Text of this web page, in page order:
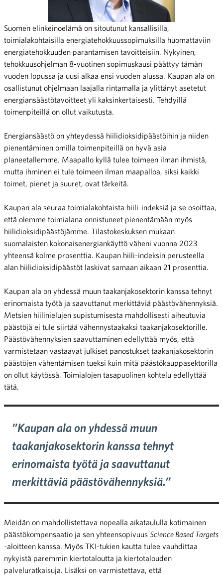
Suomen elinkeinoelämä on sitoutunut kansallisilla,
toimialakohtaisilla energiatehokkuussopimuksilla huomattaviin
energiatehokkuuden parantamisen tavoitteisiin. Nykyinen,
tehokkuusohjelman 8-vuotinen sopimuskausi päättyy tämän
vuoden lopussa ja uusi alkaa ensi vuoden alussa. Kaupan ala on
osallistunut ohjelmaan laajalla rintamalla ja ylittänyt asetetut
energiansäästötavoitteet yli kaksinkertaisesti. Tehdyillä
toimenpiteillä on ollut vaikutusta.
Energiansäästö on yhteydessä hiilidioksidipäästöihin ja niiden
pienentäminen omilla toimenpiteillä on hyvä asia
planeetallemme. Maapallo kyllä tulee toimeen ilman ihmistä,
mutta ihminen ei tule toimeen ilman maapalloa, siksi kaikki
toimet, pienet ja suuret, ovat tärkeitä.
Kaupan ala seuraa toimialakohtaista hiili-indeksiä ja se osoittaa,
että olemme toimialana onnistuneet pienentämään myös
hiilidioksidipäästöjämme. Tilastokeskuksen mukaan
suomalaisten kokonaisenergiankäyttö väheni vuonna 2023
yhteensä kolme prosenttia. Kaupan hiili-indeksin perusteella
alan hiilidioksidipäästöt laskivat samaan aikaan 21 prosenttia.
Kaupan ala on yhdessä muun taakanjakosektorin kanssa tehnyt
erinomaista työtä ja saavuttanut merkittäviä päästövähennyksiä.
Metsien hiilinielujen supistumisesta mahdollisesti aiheutuvia
päästöjä ei tule siirtää vähennystaakaksi taakanjakosektorille.
Päästövähennyksien saavuttaminen edellyttää myös, että
varmistetaan vastaavat julkiset panostukset taakanjakosektorin
päästöjen vähentämisen tueksi kuin mitä päästökauppasektorilla
on ollut käytössä. Toimialojen tasapuolinen kohtelu edellyttää
tätä.
”Kaupan ala on yhdessä muun
taakanjakosektorin kanssa tehnyt
erinomaista työtä ja saavuttanut
merkittäviä päästövähennyksiä.”
Meidän on mahdollistettava nopealla aikataululla kotimainen
päästökompensaatio ja sen yhteensopivuus Science Based Targets
-aloitteen kanssa. Myös TKI-tukien kautta tulee vauhdittaa
nykyistä paremmin kiertotaloutta ja kiertotalouden
palveluratkaisuja. Lisäksi on varmistettava, että